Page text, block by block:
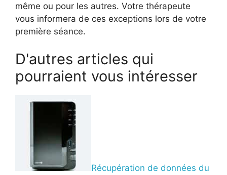
même ou pour les autres. Votre thérapeute
vous informera de ces exceptions lors de votre
première séance.
D'autres articles qui
pourraient vous intéresser
Récupération de données du